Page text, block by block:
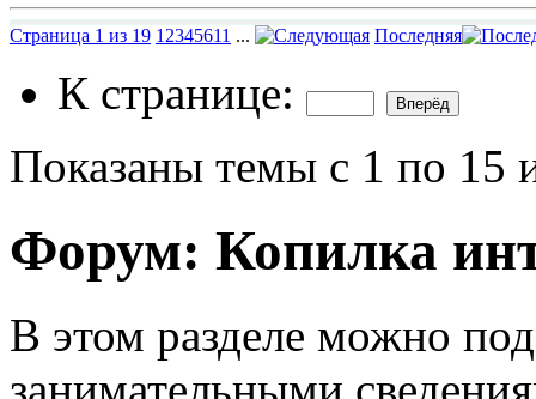
Страница 1 из 19 1 2345611 ... Последняя
К странице:
Показаны темы с 1 по 15
Форум: Копилка
В этом разделе можно